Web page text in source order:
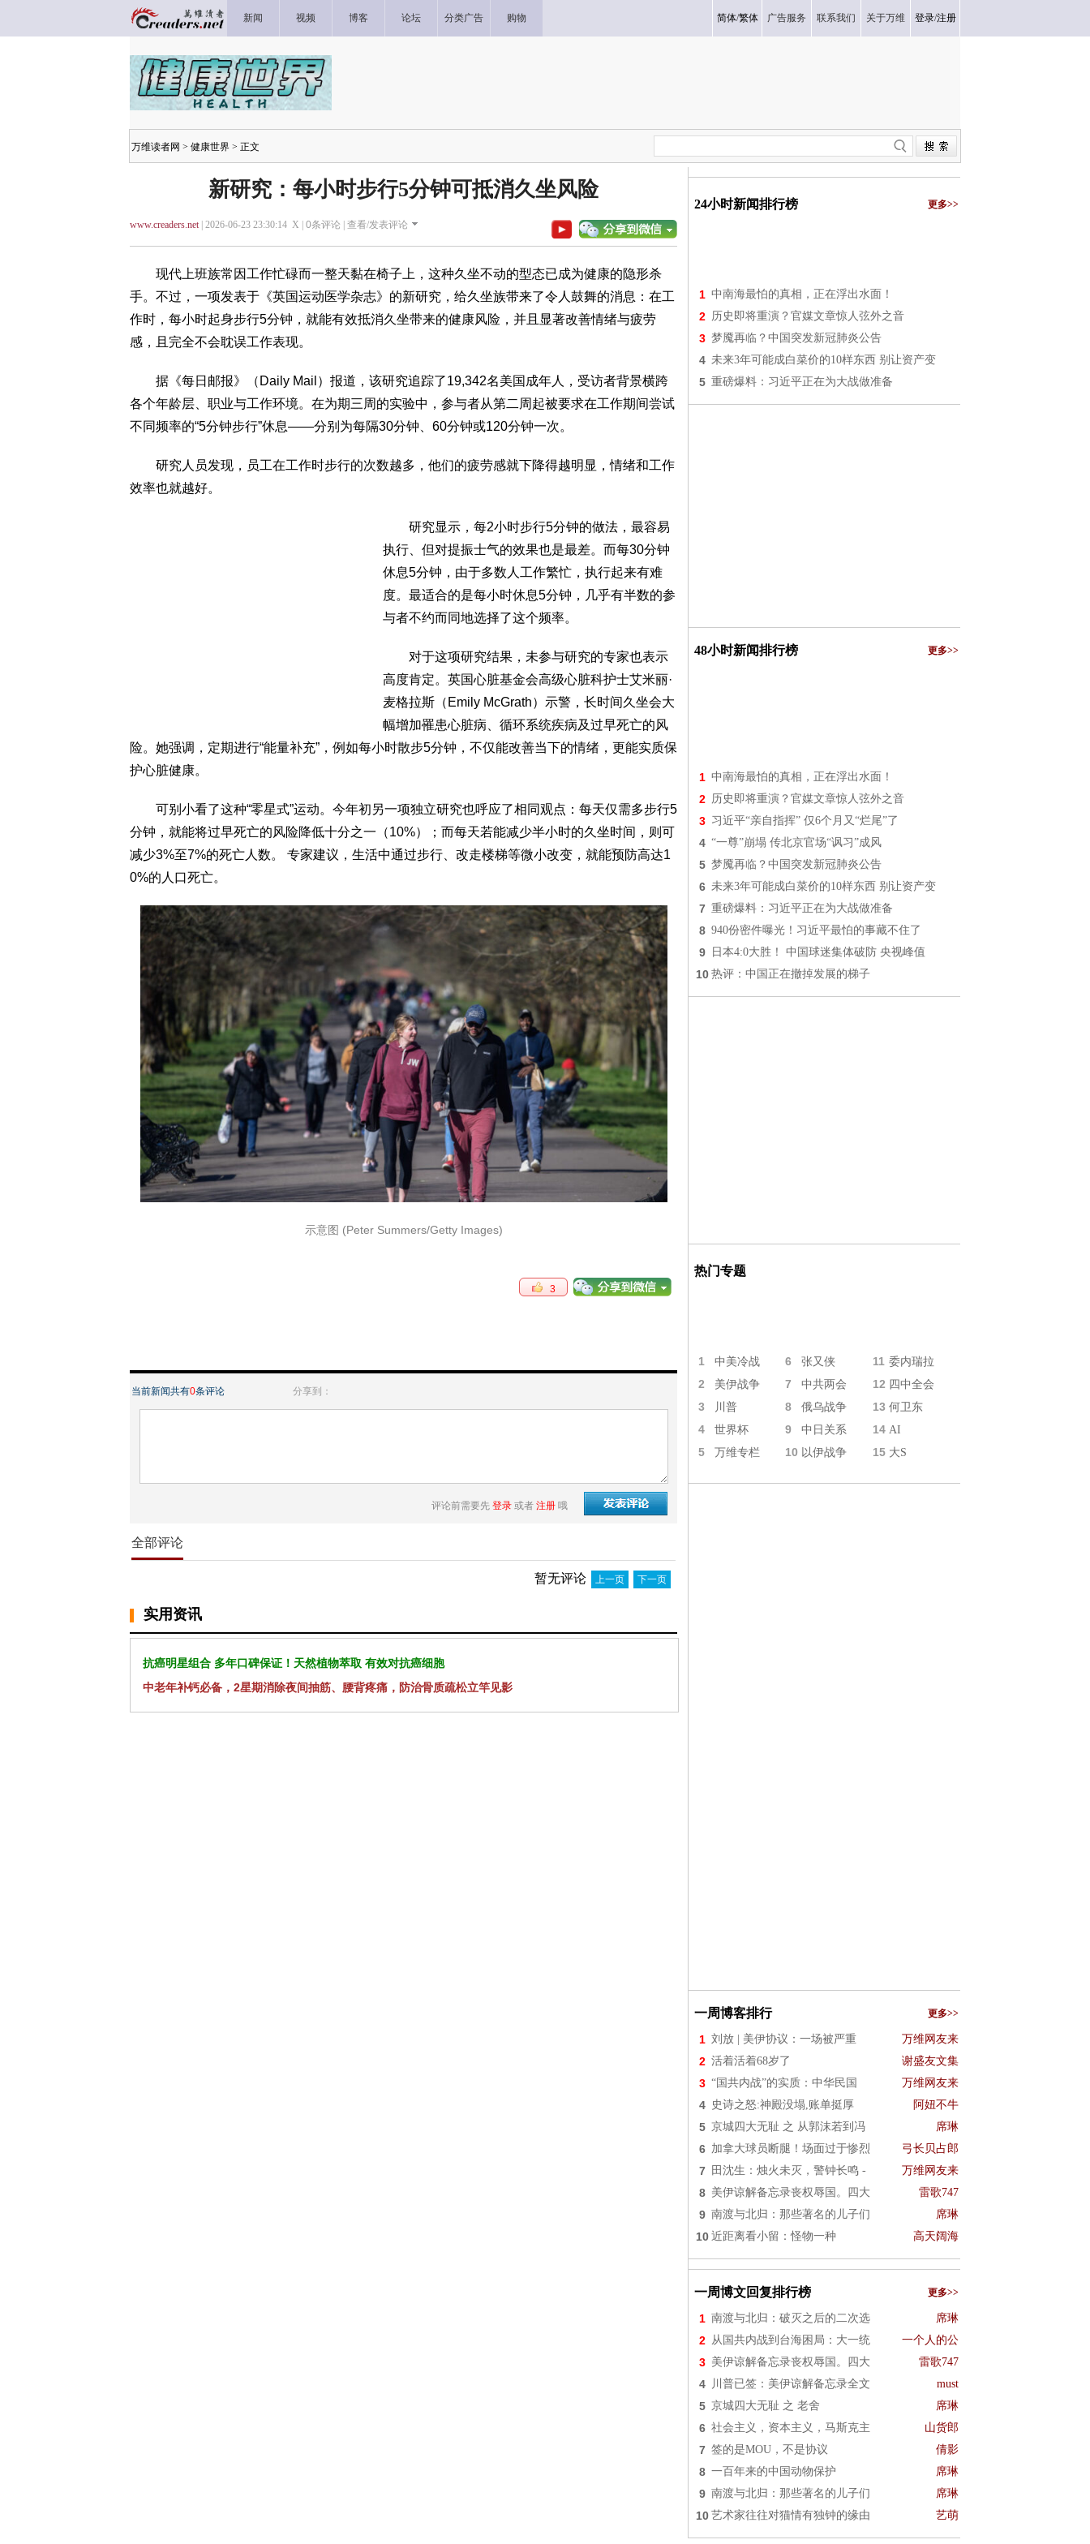
新闻 视频 博客 论坛 分类广告 购物 简体/繁体 广告服务 联系我们 关于万维 登录/注册
万维读者网 > 健康世界 > 正文
新研究：每小时步行5分钟可抵消久坐风险
www.creaders.net| 2026-06-23 23:30:14 X | 0条评论 | 查看/发表评论
现代上班族常因工作忙碌而一整天黏在椅子上，这种久坐不动的型态已成为健康的隐形杀
手。不过，一项发表于《英国运动医学杂志》的新研究，给久坐族带来了令人鼓舞的消息：在工
作时，每小时起身步行5分钟，就能有效抵消久坐带来的健康风险，并且显著改善情绪与疲劳
感，且完全不会耽误工作表现。
据《每日邮报》（Daily Mail）报道，该研究追踪了19,342名美国成年人，受访者背景横跨
各个年龄层、职业与工作环境。在为期三周的实验中，参与者从第二周起被要求在工作期间尝试
不同频率的“5分钟步行”休息——分别为每隔30分钟、60分钟或120分钟一次。
研究人员发现，员工在工作时步行的次数越多，他们的疲劳感就下降得越明显，情绪和工作
效率也就越好。
研究显示，每2小时步行5分钟的做法，最容易
执行、但对提振士气的效果也是最差。而每30分钟
休息5分钟，由于多数人工作繁忙，执行起来有难
度。最适合的是每小时休息5分钟，几乎有半数的参
与者不约而同地选择了这个频率。
对于这项研究结果，未参与研究的专家也表示
高度肯定。英国心脏基金会高级心脏科护士艾米丽·
麦格拉斯（Emily McGrath）示警，长时间久坐会大
幅增加罹患心脏病、循环系统疾病及过早死亡的风
险。她强调，定期进行“能量补充”，例如每小时散步5分钟，不仅能改善当下的情绪，更能实质保
护心脏健康。
可别小看了这种“零星式”运动。今年初另一项独立研究也呼应了相同观点：每天仅需多步行5
分钟，就能将过早死亡的风险降低十分之一（10%）；而每天若能减少半小时的久坐时间，则可
减少3%至7%的死亡人数。 专家建议，生活中通过步行、改走楼梯等微小改变，就能预防高达1
0%的人口死亡。
示意图 (Peter Summers/Getty Images)
3
当前新闻共有0条评论 分享到：
评论前需要先 登录 或者 注册 哦
全部评论
暂无评论 上一页 下一页
实用资讯
抗癌明星组合 多年口碑保证！天然植物萃取 有效对抗癌细胞
中老年补钙必备，2星期消除夜间抽筋、腰背疼痛，防治骨质疏松立竿见影
24小时新闻排行榜 更多>>
1 中南海最怕的真相，正在浮出水面！
2 历史即将重演？官媒文章惊人弦外之音
3 梦魇再临？中国突发新冠肺炎公告
4 未来3年可能成白菜价的10样东西 别让资产变
5 重磅爆料：习近平正在为大战做准备
48小时新闻排行榜 更多>>
1 中南海最怕的真相，正在浮出水面！
2 历史即将重演？官媒文章惊人弦外之音
3 习近平“亲自指挥” 仅6个月又“烂尾”了
4 “一尊”崩塌 传北京官场“讽习”成风
5 梦魇再临？中国突发新冠肺炎公告
6 未来3年可能成白菜价的10样东西 别让资产变
7 重磅爆料：习近平正在为大战做准备
8 940份密件曝光！习近平最怕的事藏不住了
9 日本4:0大胜！ 中国球迷集体破防 央视峰值
10 热评：中国正在撤掉发展的梯子
热门专题
1 中美冷战 6 张又侠 11 委内瑞拉
2 美伊战争 7 中共两会 12 四中全会
3 川普 8 俄乌战争 13 何卫东
4 世界杯 9 中日关系 14 AI
5 万维专栏 10 以伊战争 15 大S
一周博客排行 更多>>
1 刘放 | 美伊协议：一场被严重 万维网友来
2 活着活着68岁了 谢盛友文集
3 “国共内战”的实质：中华民国 万维网友来
4 史诗之怒:神殿没塌,账单挺厚 阿妞不牛
5 京城四大无耻 之 从郭沫若到冯 席琳
6 加拿大球员断腿！场面过于惨烈 弓长贝占郎
7 田沈生：烛火未灭，警钟长鸣 - 万维网友来
8 美伊谅解备忘录丧权辱国。四大 雷歌747
9 南渡与北归：那些著名的儿子们 席琳
10 近距离看小留：怪物一种 高天阔海
一周博文回复排行榜 更多>>
1 南渡与北归：破灭之后的二次选 席琳
2 从国共内战到台海困局：大一统 一个人的公
3 美伊谅解备忘录丧权辱国。四大 雷歌747
4 川普已签：美伊谅解备忘录全文 must
5 京城四大无耻 之 老舍 席琳
6 社会主义，资本主义，马斯克主 山货郎
7 签的是MOU，不是协议 倩影
8 一百年来的中国动物保护 席琳
9 南渡与北归：那些著名的儿子们 席琳
10 艺术家往往对猫情有独钟的缘由 艺萌